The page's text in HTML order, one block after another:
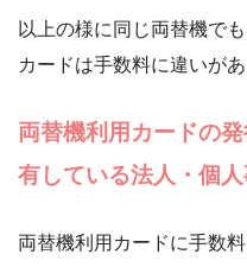
以上の様に同じ両替機で
カードは手数料に違いがあ
両替機利用カードの
有している法人・個人
両替機利用カードに手数